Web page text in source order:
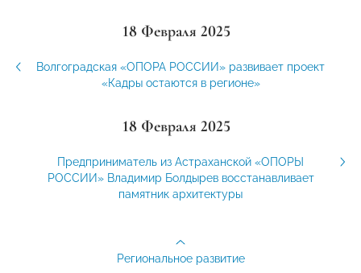
18 Февраля 2025
Волгоградская «ОПОРА РОССИИ» развивает проект
«Кадры остаются в регионе»
18 Февраля 2025
Предприниматель из Астраханской «ОПОРЫ
РОССИИ» Владимир Болдырев восстанавливает
памятник архитектуры
Региональное развитие